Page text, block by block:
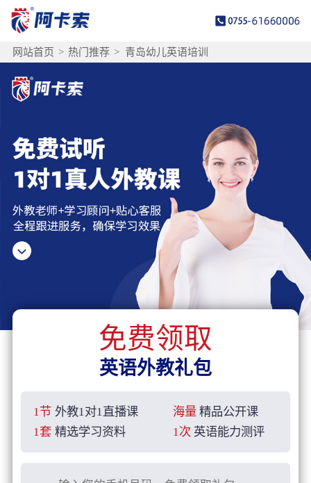
网站首页 > 热门推荐 > 青岛幼儿英语培训
免费领取
英语外教礼包
1节 外教1对1直播课 海量 精品公开课
1套 精选学习资料 1次 英语能力测评